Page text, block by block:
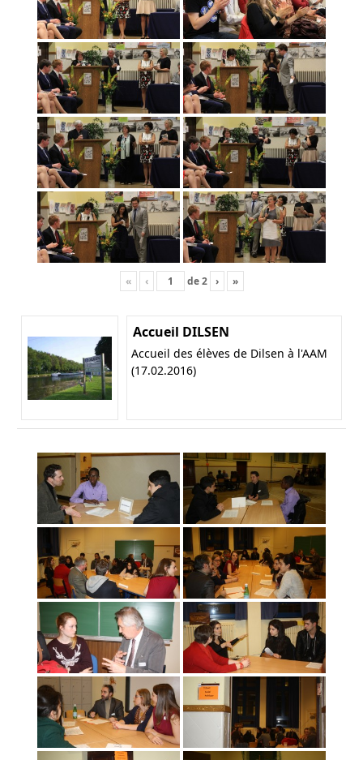
« ‹ de2 › »
Accueil DILSEN
Accueil des élèves de Dilsen à l'AAM
(17.02.2016)